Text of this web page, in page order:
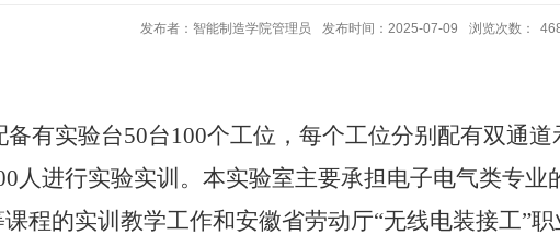
发布者：智能制造学院管理员 发布时间：2025-07-09 浏览次数：
备有实验台50台100个工位，每个工位分别配有双通
人进行实验实训。本实验室主要承担电子电气类专
程的实训教学工作和安徽省劳动厅“无线电装接工”